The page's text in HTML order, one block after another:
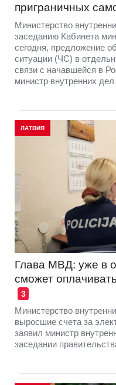
приграничных
Министерство
заседанию Кабинета
сегодня, предложение
ситуации (ЧС) в
связи с начавшейся в
министр внутренних
ЛАТВИЯ
Глава МВД: уже в
сможет
3
Министерство
выросшие счета за
заявил министр
заседании